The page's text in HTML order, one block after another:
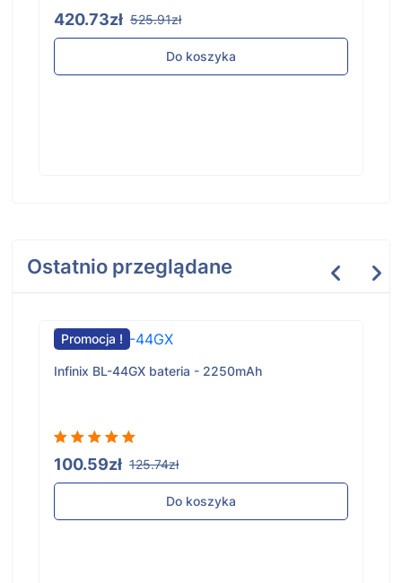
420.73zł 525.91zł
Do koszyka
Ostatnio przeglądane
Promocja !
Infinix BL-44GX bateria - 2250mAh
100.59zł 125.74zł
Do koszyka